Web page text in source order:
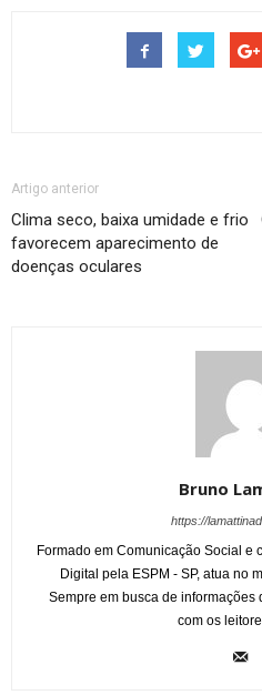
Artigo anterior
Clima seco, baixa umidade e frio
favorecem aparecimento de
doenças oculares
Bruno
https://
Formado em Comunicação Social e
Digital pela ESPM - SP, atua no
Sempre em busca de
com os